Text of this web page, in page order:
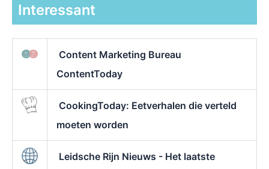
Interessant
Content Marketing Bureau
ContentToday
CookingToday: Eetverhalen die verteld
moeten worden
Leidsche Rijn Nieuws - Het laatste